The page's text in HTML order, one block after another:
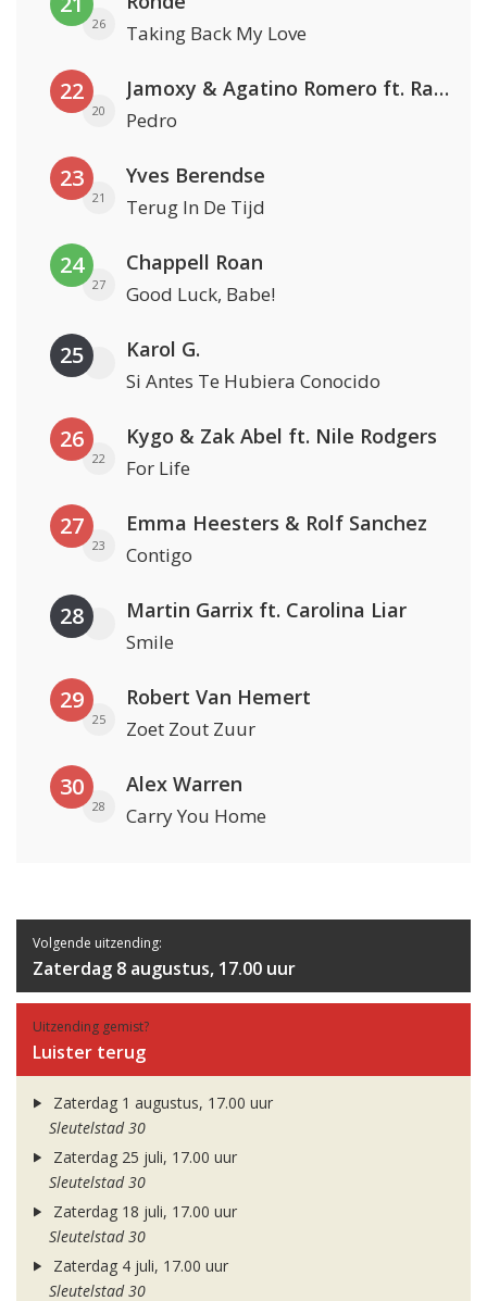
26 Taking Back My Love
22
20
Jamoxy & Agatino Romero ft. Raffaella Carrà
Pedro
23
21
Yves Berendse
Terug In De Tijd
24
27
Chappell Roan
Good Luck, Babe!
25 Karol G.
Si Antes Te Hubiera Conocido
26
22
Kygo & Zak Abel ft. Nile Rodgers
For Life
27
23
Emma Heesters & Rolf Sanchez
Contigo
28 Martin Garrix ft. Carolina Liar
Smile
29
25
Robert Van Hemert
Zoet Zout Zuur
30
28
Alex Warren
Carry You Home
Volgende uitzending:
Zaterdag 8 augustus, 17.00 uur
Uitzending gemist?
Luister terug
Zaterdag 1 augustus, 17.00 uur
Sleutelstad 30
Zaterdag 25 juli, 17.00 uur
Sleutelstad 30
Zaterdag 18 juli, 17.00 uur
Sleutelstad 30
Zaterdag 4 juli, 17.00 uur
Sleutelstad 30